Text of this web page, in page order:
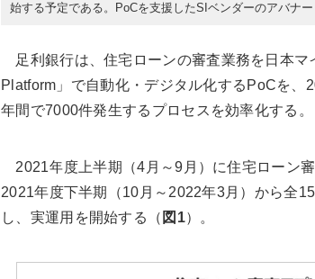
始する予定である。PoCを支援したSIベンダーのアバナー
足利銀行は、住宅ローンの審査業務を日本マ
Platform」で自動化・デジタル化するPoCを、
年間で7000件発生するプロセスを効率化する。
2021年度上半期（4月～9月）に住宅ローン
2021年度下半期（10月～2022年3月）から全
し、実運用を開始する（ 図1）。